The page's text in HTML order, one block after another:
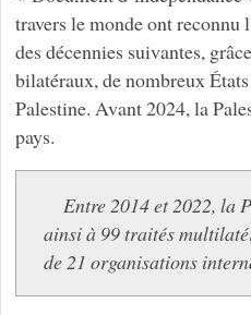
travers le monde ont reconnu
des décennies suivantes,
bilatéraux, de nombreux
Palestine. Avant 2024, la
pays.
Entre 2014 et 2022, la
ainsi à 99 traités
de 21 organisations